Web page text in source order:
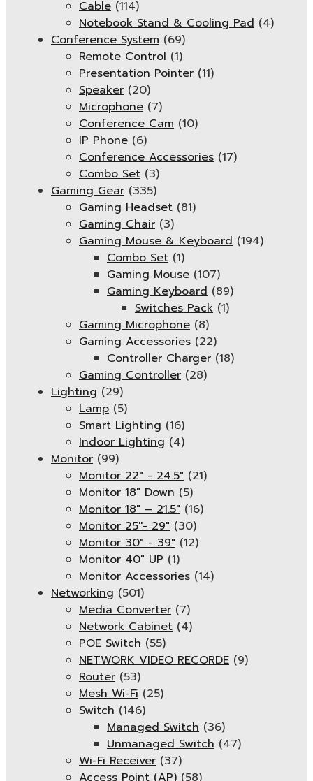
Cable (114)
Notebook Stand & Cooling Pad (4)
Conference System (69)
Remote Control (1)
Presentation Pointer (11)
Speaker (20)
Microphone (7)
Conference Cam (10)
IP Phone (6)
Conference Accessories (17)
Combo Set (3)
Gaming Gear (335)
Gaming Headset (81)
Gaming Chair (3)
Gaming Mouse & Keyboard (194)
Combo Set (1)
Gaming Mouse (107)
Gaming Keyboard (89)
Switches Pack (1)
Gaming Microphone (8)
Gaming Accessories (22)
Controller Charger (18)
Gaming Controller (28)
Lighting (29)
Lamp (5)
Smart Lighting (16)
Indoor Lighting (4)
Monitor (99)
Monitor 22" - 24.5" (21)
Monitor 18" Down (5)
Monitor 18″ – 21.5″ (16)
Monitor 25''- 29" (30)
Monitor 30" - 39" (12)
Monitor 40" UP (1)
Monitor Accessories (14)
Networking (501)
Media Converter (7)
Network Cabinet (4)
POE Switch (55)
NETWORK VIDEO RECORDE (9)
Router (53)
Mesh Wi-Fi (25)
Switch (146)
Managed Switch (36)
Unmanaged Switch (47)
Wi-Fi Receiver (37)
Access Point (AP) (58)